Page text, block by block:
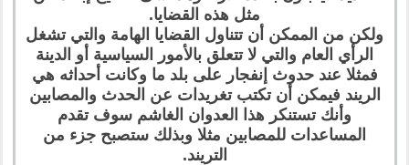
مثل هذه القضايا.
ولكن من الممكن أن تتناول القضايا الهامة والتي تشغل
الرأي العام والتي لا تتعلق بالأمور السياسية أو الدينة
فمثلا عند حدوث إنفجار على بلد ما وكانت أحداثه هي
الريند فيمكن أن تكتب تغريدات عن الحدث والمصابين
وأنك تستنكر هذا العدوان الغاشم سوف تقدم
المساعدات للمصابين مثلا وبذلك ستصبح جزء من
التريند.